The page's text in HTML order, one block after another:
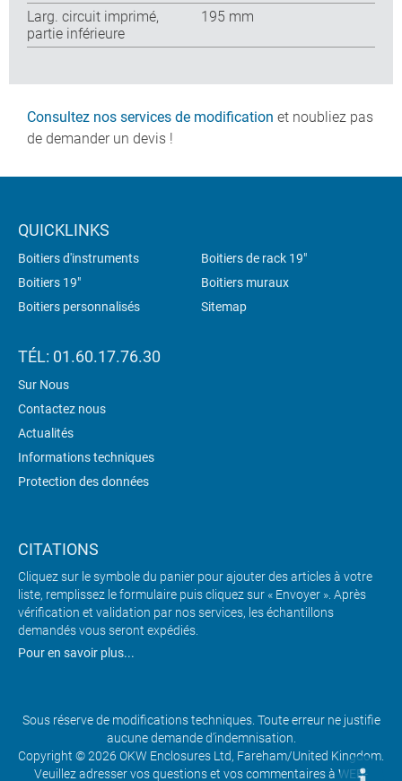
Larg. circuit imprimé,
partie inférieure
195 mm
Consultez nos services de modification et noubliez pas
de demander un devis !
QUICKLINKS
Boitiers d'instruments
Boitiers de rack 19"
Boitiers 19"
Boitiers muraux
Boitiers personnalisés
Sitemap
TÉL: 01.60.17.76.30
Sur Nous
Contactez nous
Actualités
Informations techniques
Protection des données
CITATIONS
Cliquez sur le symbole du panier pour ajouter des articles à votre
liste, remplissez le formulaire puis cliquez sur « Envoyer ». Après
vérification et validation par nos services, les échantillons
demandés vous seront expédiés.
Pour en savoir plus...
Sous réserve de modifications techniques. Toute erreur ne justifie
aucune demande d’indemnisation.
Copyright © 2026 OKW Enclosures Ltd, Fareham/United Kingdom.
Veuillez adresser vos questions et vos commentaires à WEB-